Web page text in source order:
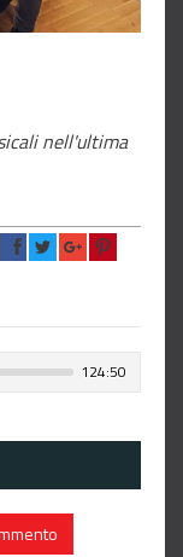
nell'ultima
124:50